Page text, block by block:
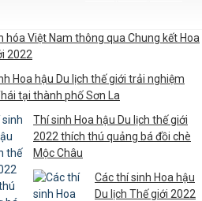
hóa Việt Nam thông qua Chung kết Hoa
2022
Hoa hậu Du lịch thế giới trải nghiệm
tại thành phố Sơn La
Thí sinh Hoa hậu Du lịch thế giới
2022 thích thú quảng bá đồi chè
Mộc Châu
Các thí sinh Hoa hậu
Du lịch Thế giới 2022